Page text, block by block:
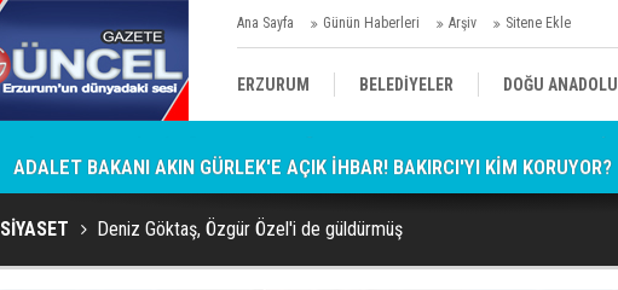
Ana Sayfa Günün Haberleri Arşiv Sitene Ekle
ERZURUM BELEDİYELER DOĞU ANADOLU
SİYASET AFAD/ SAVAŞ SPOR
KÜLTÜR/SANAT//MAĞAZİN
ADALET BAKANI AKIN GÜRLEK'E AÇIK İHBAR! BAKIRCI'YI KİM KORUYOR?
SİYASET Deniz Göktaş, Özgür Özel'i de güldürmüş